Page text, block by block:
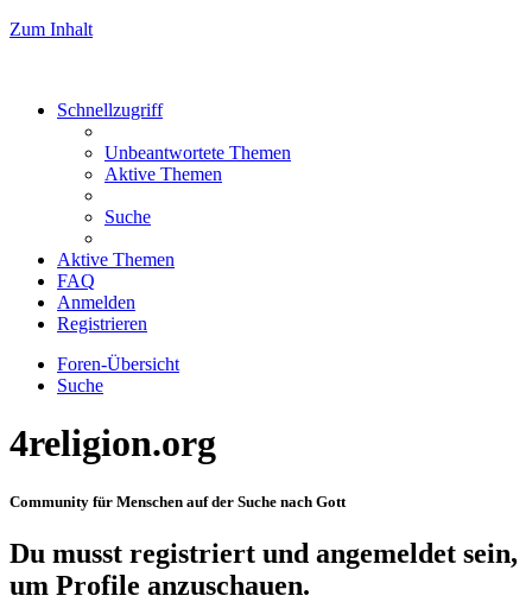
Zum Inhalt
Schnellzugriff
Unbeantwortete Themen
Aktive Themen
Suche
Aktive Themen
FAQ
Anmelden
Registrieren
Foren-Übersicht
Suche
4religion.org
Community für Menschen auf der Suche nach Gott
Du musst registriert und angemeldet sein,
um Profile anzuschauen.